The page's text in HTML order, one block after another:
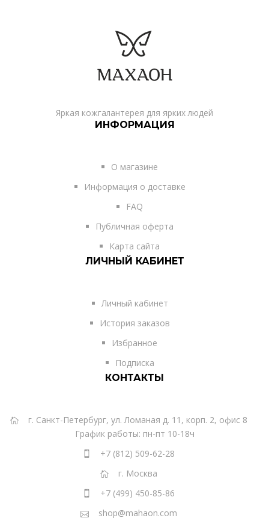
Яркая кожгалантерея для ярких людей
ИНФОРМАЦИЯ
О магазине
Информация о доставке
FAQ
Публичная оферта
Карта сайта
ЛИЧНЫЙ КАБИНЕТ
Личный кабинет
История заказов
Избранное
Подписка
КОНТАКТЫ
г. Санкт-Петербург, ул. Ломаная д. 11, корп. 2, офис 8
График работы: пн-пт 10-18ч
+7 (812) 509-62-28
г. Москва
+7 (499) 450-85-86
shop@mahaon.com